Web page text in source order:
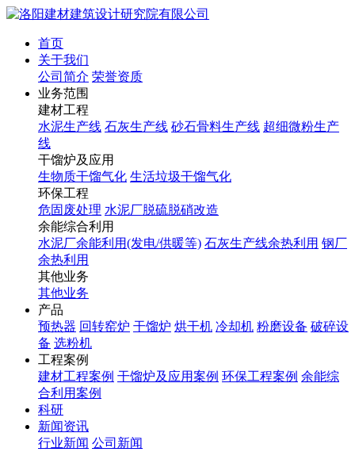
首页
关于我们
公司简介 荣誉资质
业务范围
建材工程
水泥生产线 石灰生产线 砂石骨料生产线 超细微粉生产
线
干馏炉及应用
生物质干馏气化 生活垃圾干馏气化
环保工程
危固废处理 水泥厂脱硫脱硝改造
余能综合利用
水泥厂余能利用(发电/供暖等) 石灰生产线余热利用 钢厂
余热利用
其他业务
其他业务
产品
预热器 回转窑炉 干馏炉 烘干机 冷却机 粉磨设备 破碎设
备 选粉机
工程案例
建材工程案例 干馏炉及应用案例 环保工程案例 余能综
合利用案例
科研
新闻资讯
行业新闻 公司新闻